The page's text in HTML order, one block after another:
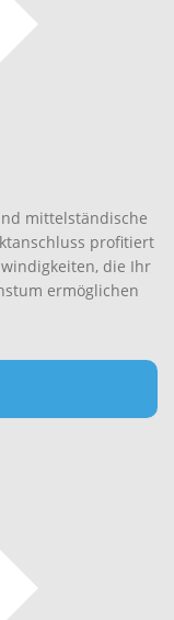
mittelständische
profitiert
die Ihr
ermöglichen